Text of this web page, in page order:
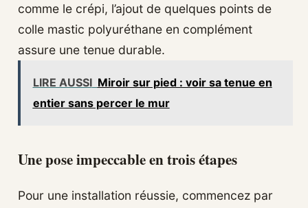
comme le crépi, l’ajout de quelques points de
colle mastic polyuréthane en complément
assure une tenue durable.
LIRE AUSSI Miroir sur pied : voir sa tenue en
entier sans percer le mur
Une pose impeccable en trois étapes
Pour une installation réussie, commencez par